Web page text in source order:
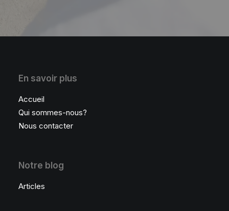
En savoir plus
Accueil
Qui sommes-nous?
Nous contacter
Notre blog
Articles